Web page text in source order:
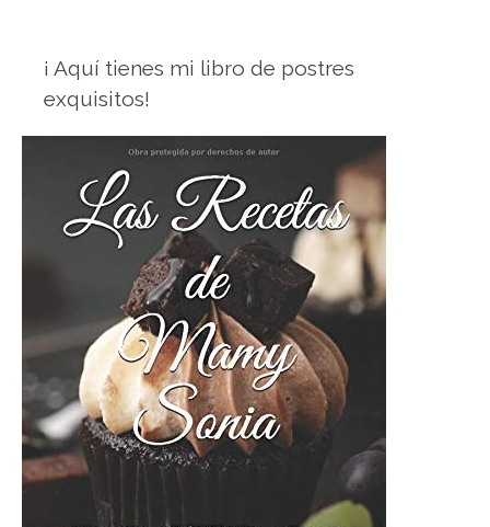
¡ Aquí tienes mi libro de postres
exquisitos!